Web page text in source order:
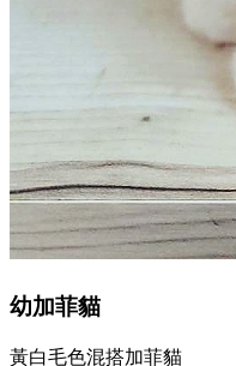
幼加菲貓
黃白毛色混搭加菲貓